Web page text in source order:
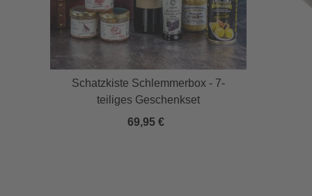
Schatzkiste Schlemmerbox - 7-
teiliges Geschenkset
69,95 €